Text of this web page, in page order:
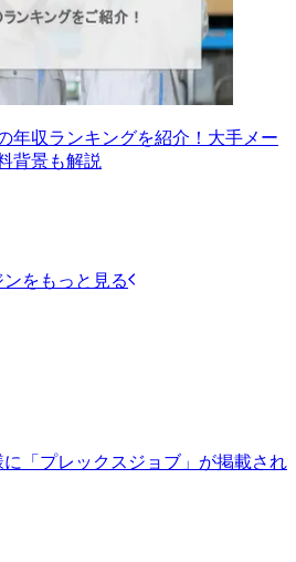
年収ランキングを紹介！大手メー
背景も解説
をもっと見る
「プレックスジョブ」が掲載され